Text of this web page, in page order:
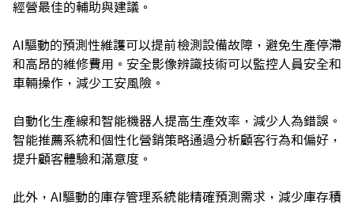
經營最佳的輔助與建議。
AI驅動的預測性維護可以提前檢測設備故障，避免生產停滯
和高昂的維修費用。安全影像辨識技術可以監控人員安全和
車輛操作，減少工安風險。
自動化生產線和智能機器人提高生產效率，減少人為錯誤。
智能推薦系統和個性化營銷策略通過分析顧客行為和偏好，
提升顧客體驗和滿意度。
此外，AI驅動的庫存管理系統能精確預測需求，減少庫存積